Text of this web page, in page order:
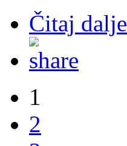
Čitaj dalje
1
2